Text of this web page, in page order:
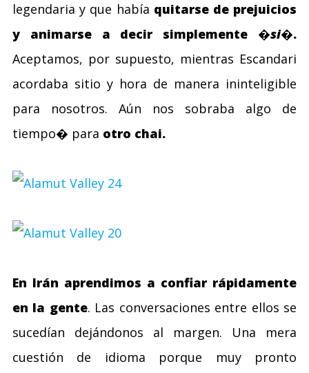
legendaria y que había quitarse de prejuicios
y animarse a decir simplemente �si�.
Aceptamos, por supuesto, mientras Escandari
acordaba sitio y hora de manera ininteligible
para nosotros. Aún nos sobraba algo de
tiempo� para otro chai.
En Irán aprendimos a confiar rápidamente
en la gente. Las conversaciones entre ellos se
sucedían dejándonos al margen. Una mera
cuestión de idioma porque muy pronto